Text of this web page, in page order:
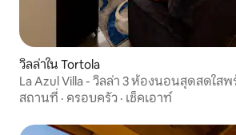
วิลล่าใน Tortola
La Azul Villa - วิลล่า 3 ห้องนอนสุดสดใส
สถานที่ · ครอบครัว · เช็คเอาท์